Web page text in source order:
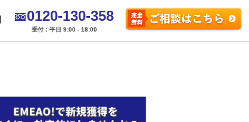
0120-130-358
受付：平日 9:00 - 18:00